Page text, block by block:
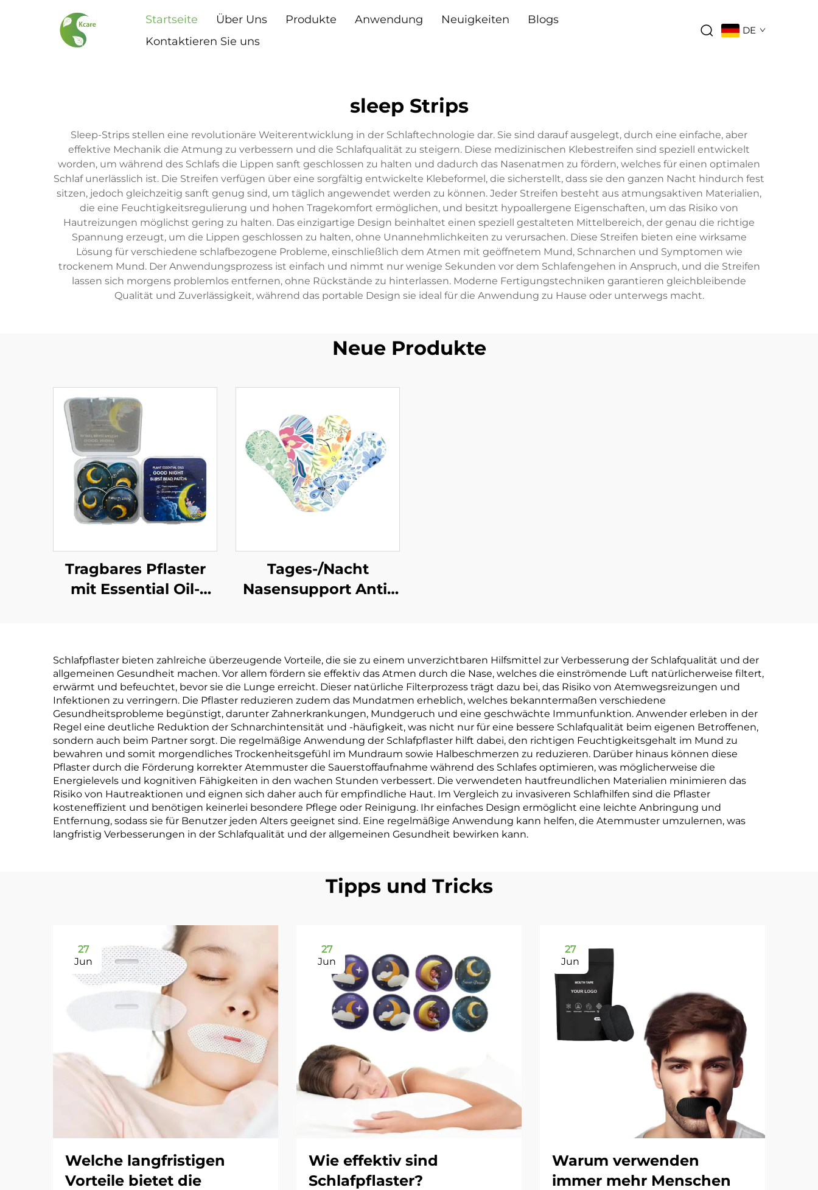
Startseite Über Uns Produkte Anwendung Neuigkeiten
Blogs
Kontaktieren Sie uns
DE
sleep Strips
Sleep-Strips stellen eine revolutionäre Weiterentwicklung in der Schlaftechnologie dar. Sie sind darauf ausgelegt, durch eine einfache, aber
effektive Mechanik die Atmung zu verbessern und die Schlafqualität zu steigern. Diese medizinischen Klebestreifen sind speziell entwickelt
worden, um während des Schlafs die Lippen sanft geschlossen zu halten und dadurch das Nasenatmen zu fördern, welches für einen optimalen
Schlaf unerlässlich ist. Die Streifen verfügen über eine sorgfältig entwickelte Klebeformel, die sicherstellt, dass sie den ganzen Nacht hindurch fest
sitzen, jedoch gleichzeitig sanft genug sind, um täglich angewendet werden zu können. Jeder Streifen besteht aus atmungsaktiven Materialien,
die eine Feuchtigkeitsregulierung und hohen Tragekomfort ermöglichen, und besitzt hypoallergene Eigenschaften, um das Risiko von
Hautreizungen möglichst gering zu halten. Das einzigartige Design beinhaltet einen speziell gestalteten Mittelbereich, der genau die richtige
Spannung erzeugt, um die Lippen geschlossen zu halten, ohne Unannehmlichkeiten zu verursachen. Diese Streifen bieten eine wirksame
Lösung für verschiedene schlafbezogene Probleme, einschließlich dem Atmen mit geöffnetem Mund, Schnarchen und Symptomen wie
trockenem Mund. Der Anwendungsprozess ist einfach und nimmt nur wenige Sekunden vor dem Schlafengehen in Anspruch, und die Streifen
lassen sich morgens problemlos entfernen, ohne Rückstände zu hinterlassen. Moderne Fertigungstechniken garantieren gleichbleibende
Qualität und Zuverlässigkeit, während das portable Design sie ideal für die Anwendung zu Hause oder unterwegs macht.
Neue Produkte
Tragbares Pflaster
mit Essential Oil-
fernzuhalten
Tages-/Nacht
Nasensupport Anti-
Schlaf&Sport
ölresistent&schwitzfeste
Haftung
Schlafpflaster bieten zahlreiche überzeugende Vorteile, die sie zu einem unverzichtbaren Hilfsmittel zur Verbesserung der Schlafqualität und der
allgemeinen Gesundheit machen. Vor allem fördern sie effektiv das Atmen durch die Nase, welches die einströmende Luft natürlicherweise filtert,
erwärmt und befeuchtet, bevor sie die Lunge erreicht. Dieser natürliche Filterprozess trägt dazu bei, das Risiko von Atemwegsreizungen und
Infektionen zu verringern. Die Pflaster reduzieren zudem das Mundatmen erheblich, welches bekanntermaßen verschiedene
Gesundheitsprobleme begünstigt, darunter Zahnerkrankungen, Mundgeruch und eine geschwächte Immunfunktion. Anwender erleben in der
Regel eine deutliche Reduktion der Schnarchintensität und -häufigkeit, was nicht nur für eine bessere Schlafqualität beim eigenen Betroffenen,
sondern auch beim Partner sorgt. Die regelmäßige Anwendung der Schlafpflaster hilft dabei, den richtigen Feuchtigkeitsgehalt im Mund zu
bewahren und somit morgendliches Trockenheitsgefühl im Mundraum sowie Halbeschmerzen zu reduzieren. Darüber hinaus können diese
Pflaster durch die Förderung korrekter Atemmuster die Sauerstoffaufnahme während des Schlafes optimieren, was möglicherweise die
Energielevels und kognitiven Fähigkeiten in den wachen Stunden verbessert. Die verwendeten hautfreundlichen Materialien minimieren das
Risiko von Hautreaktionen und eignen sich daher auch für empfindliche Haut. Im Vergleich zu invasiveren Schlafhilfen sind die Pflaster
kosteneffizient und benötigen keinerlei besondere Pflege oder Reinigung. Ihr einfaches Design ermöglicht eine leichte Anbringung und
Entfernung, sodass sie für Benutzer jeden Alters geeignet sind. Eine regelmäßige Anwendung kann helfen, die Atemmuster umzulernen, was
langfristig Verbesserungen in der Schlafqualität und der allgemeinen Gesundheit bewirken kann.
Tipps und Tricks
27
Jun
Welche langfristigen
Vorteile bietet die
27
Jun
Wie effektiv sind
Schlafpflaster?
27
Jun
Warum verwenden
immer mehr Menschen